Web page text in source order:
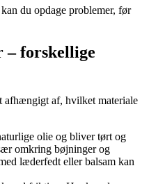
du opdage problemer, før
– forskellige
afhængigt af, hvilket materiale
olie og bliver tørt og
omkring bøjninger og
læderfedt eller balsam kan